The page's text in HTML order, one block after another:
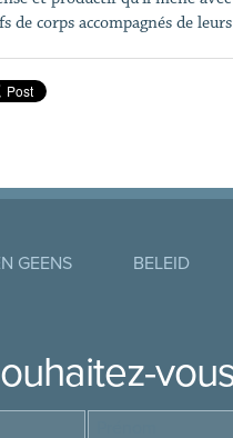
de corps accompagnés de
GEENS BELEID